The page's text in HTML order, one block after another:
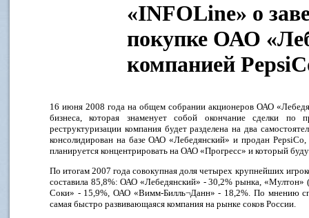
«INFOLine» о
покупке ОАО
компанией
16 июня 2008 года на общем собрании акционеров ОАО
бизнеса, которая знаменует собой окончание сделки по
реструктуризации компания будет разделена на два
консолидирован на базе ОАО «Лебедянский» и продан
планируется концентрировать на ОАО «Прогресс» и который
По итогам 2007 года совокупная доля четырех крупнейших
составила 85,8%: ОАО «Лебедянский» - 30,2% рынка,
Соки» - 15,9%, ОАО «Вимм-Билль¬Данн» - 18,2%. По мнению
самая быстро развивающаяся компания на рынке соков России.